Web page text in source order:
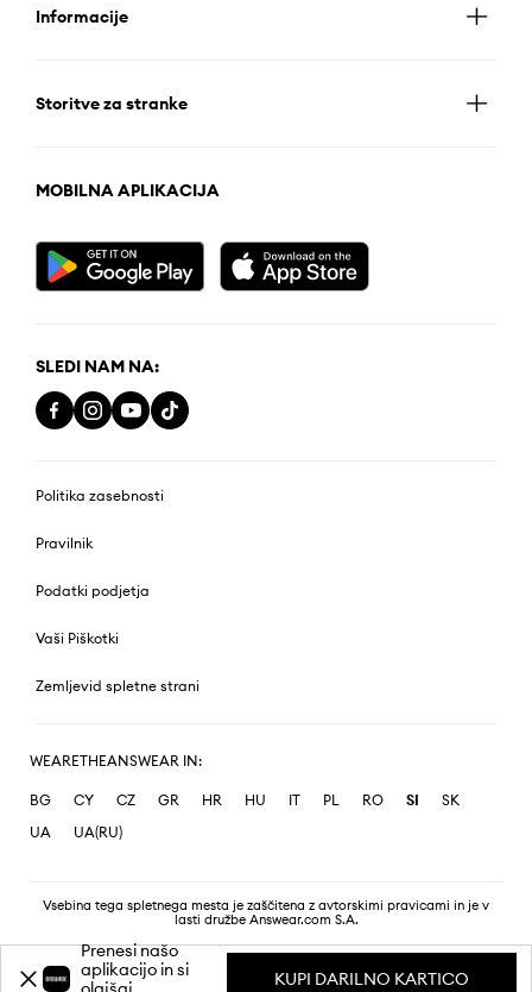
Informacije
Storitve za stranke
MOBILNA APLIKACIJA
SLEDI NAM NA:
Politika zasebnosti
Pravilnik
Podatki podjetja
Vaši Piškotki
Zemljevid spletne strani
WEARETHEANSWEAR IN:
BG CY CZ GR HR HU IT PL RO SI
SK
UA
UA(RU)
Vsebina tega spletnega mesta je zaščitena z avtorskimi pravicami in je v
lasti družbe Answear.com S.A.
Prenesi našo
aplikacijo in si
KUPI DARILNO KARTICO